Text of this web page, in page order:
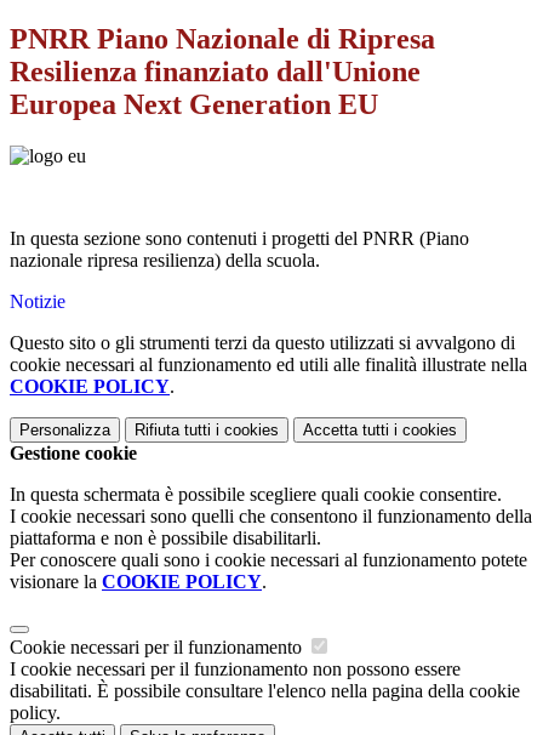
PNRR Piano Nazionale di Ripresa
Resilienza finanziato dall'Unione
Europea Next Generation EU
In questa sezione sono contenuti i progetti del PNRR (Piano
nazionale ripresa resilienza) della scuola.
Notizie
Questo sito o gli strumenti terzi da questo utilizzati si avvalgono di
cookie necessari al funzionamento ed utili alle finalità illustrate nella
COOKIE POLICY.
Personalizza Rifiuta tutti i cookies Accetta tutti i cookies
Gestione cookie
In questa schermata è possibile scegliere quali cookie consentire.
I cookie necessari sono quelli che consentono il funzionamento della
piattaforma e non è possibile disabilitarli.
Per conoscere quali sono i cookie necessari al funzionamento potete
visionare la COOKIE POLICY.
Cookie necessari per il funzionamento
I cookie necessari per il funzionamento non possono essere
disabilitati. È possibile consultare l'elenco nella pagina della cookie
policy.